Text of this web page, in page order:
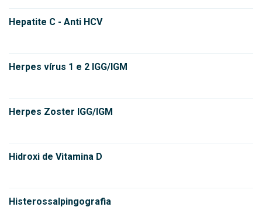
Hepatite C - Anti HCV
Herpes vírus 1 e 2 IGG/IGM
Herpes Zoster IGG/IGM
Hidroxi de Vitamina D
Histerossalpingografia